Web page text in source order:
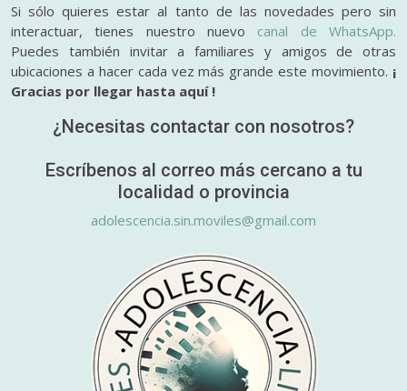
Si sólo quieres estar al tanto de las novedades pero sin
interactuar, tienes nuestro nuevo canal de WhatsApp.
Puedes también invitar a familiares y amigos de otras
ubicaciones a hacer cada vez más grande este movimiento. ¡
Gracias por llegar hasta aquí !
¿Necesitas contactar con nosotros?
Escríbenos al correo más cercano a tu
localidad o provincia
adolescencia.sin.moviles@gmail.com